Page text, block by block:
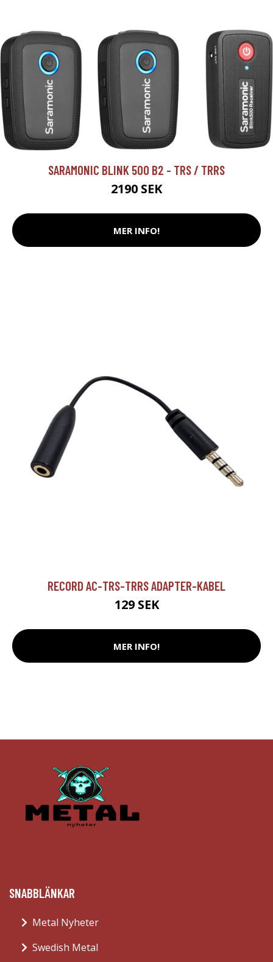
SARAMONIC BLINK 500 B2 - TRS / TRRS
2190 SEK
MER INFO!
RECORD AC-TRS-TRRS ADAPTER-KABEL
129 SEK
MER INFO!
SNABBLÄNKAR
Metal Nyheter
Swedish Metal